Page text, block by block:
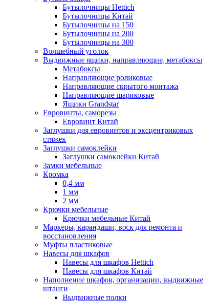
Бутылочницы Hettich
Бутылочницы Китай
Бутылочницы на 150
Бутылочницы на 200
Бутылочницы на 300
Волшебный уголок
Выдвижные ящики, направляющие, метабоксы
Метабоксы
Направляющие роликовые
Направляющие скрытого монтажа
Направляющие шариковые
Ящики Grandstar
Евровинты, саморезы
Евровинт Китай
Заглушки для евровинтов и эксцентриковых
стяжек
Заглушки самоклейки
Заглушки самоклейки Китай
Замки мебельные
Кромка
0,4 мм
1 мм
2 мм
Крючки мебельные
Крючки мебельные Китай
Маркеры, карандаши, воск для ремонта и
восстановления
Муфты пластиковые
Навесы для шкафов
Навесы для шкафов Hettich
Навесы для шкафов Китай
Наполнение шкафов, организации, выдвижные
штанги
Выдвижные полки